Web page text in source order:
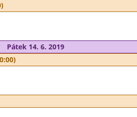
Pátek 14. 6. 2019